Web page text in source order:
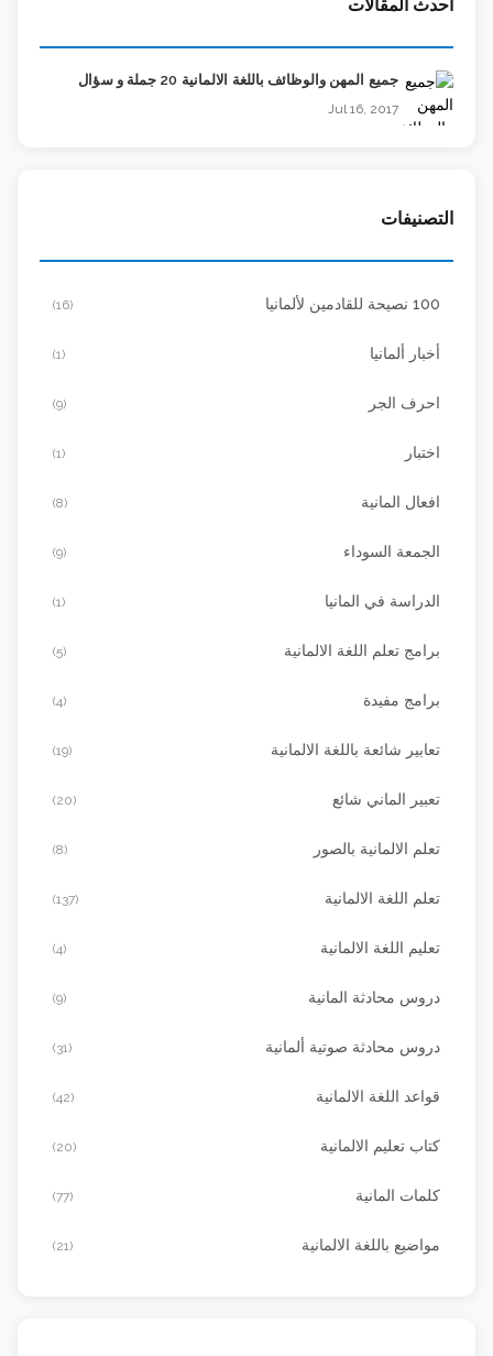
أحدث المقالات
جميع المهن والوظائف باللغة الالمانية 20 جملة و سؤال
Jul 16, 2017
التصنيفات
100 نصيحة للقادمين لألمانيا (16)
أخبار ألمانيا (1)
احرف الجر (9)
اختبار (1)
افعال المانية (8)
الجمعة السوداء (9)
الدراسة في المانيا (1)
برامج تعلم اللغة الالمانية (5)
برامج مفيدة (4)
تعابير شائعة باللغة الالمانية (19)
تعبير الماني شائع (20)
تعلم الالمانية بالصور (8)
تعلم اللغة الالمانية (137)
تعليم اللغة الالمانية (4)
دروس محادثة المانية (9)
دروس محادثة صوتية ألمانية (31)
قواعد اللغة الالمانية (42)
كتاب تعليم الالمانية (20)
كلمات المانية (77)
مواضيع باللغة الالمانية (21)